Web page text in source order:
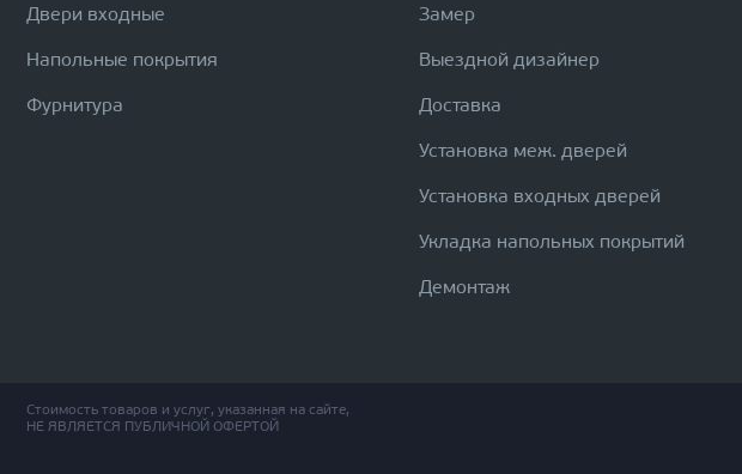
Двери входные
Напольные покрытия
Фурнитура
Замер
Выездной дизайнер
Доставка
Установка меж. дверей
Установка входных дверей
Укладка напольных покрытий
Демонтаж
Стоимость товаров и услуг, указанная на сайте,
НЕ ЯВЛЯЕТСЯ ПУБЛИЧНОЙ ОФЕРТОЙ